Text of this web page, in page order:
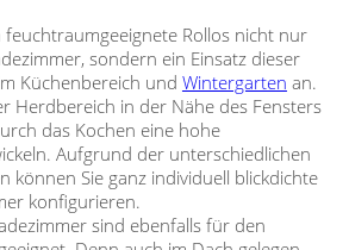
feuchtraumgeeignete Rollos nicht nur
sondern ein Einsatz dieser
Küchenbereich und Wintergarten an.
Herdbereich in der Nähe des Fensters
das Kochen eine hohe
Aufgrund der unterschiedlichen
können Sie ganz individuell blickdichte
konfigurieren.
sind ebenfalls für den